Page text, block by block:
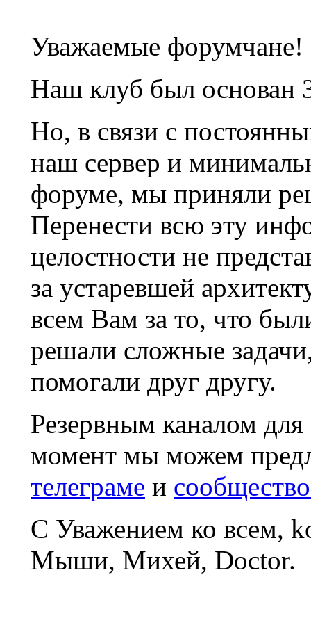
Уважаемые форумчане!
Наш клуб был основан
Но, в связи с
наш сервер и
форуме, мы приняли
Перенести всю эту
целостности не
за устаревшей
всем Вам за то, что
решали сложные
помогали друг другу.
Резервным каналом
момент мы можем
телеграме и
С Уважением ко всем,
Мыши, Михей, Doctor.